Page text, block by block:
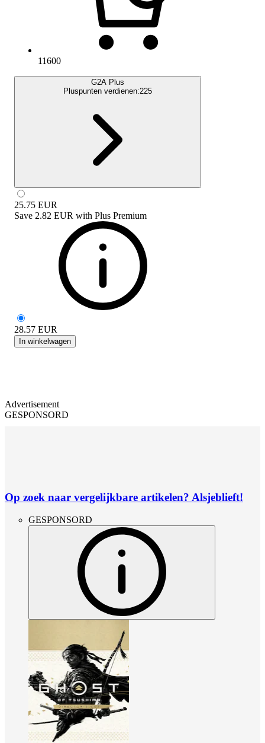
11600
G2A Plus
Pluspunten verdienen:225
25.75 EUR
Save 2.82 EUR with Plus Premium
28.57 EUR
In winkelwagen
Advertisement
GESPONSORD
Op zoek naar vergelijkbare artikelen? Alsjeblieft!
GESPONSORD